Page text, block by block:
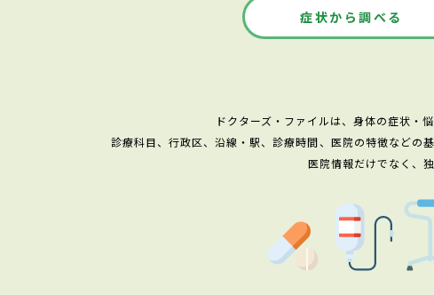
症状から調べる
ドクターズ・ファイルは、身体の症状・
診療科目、行政区、沿線・駅、診療時間、医院の特徴などの
医院情報だけでなく、